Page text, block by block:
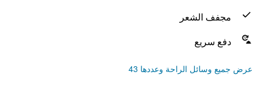
مجفف الشعر
دفع سريع
عرض جميع وسائل الراحة وعددها 43